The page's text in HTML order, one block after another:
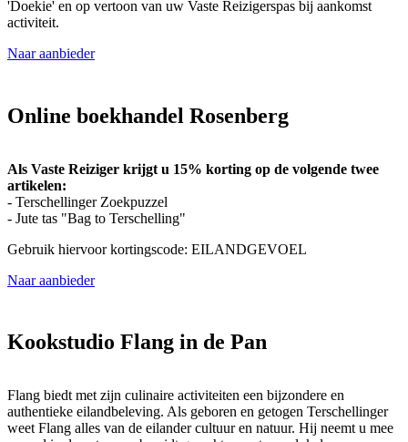
'Doekie' en op vertoon van uw Vaste Reizigerspas bij aankomst
activiteit.
Naar aanbieder
Online boekhandel Rosenberg
Als Vaste Reiziger krijgt u 15% korting op de volgende twee
artikelen:
- Terschellinger Zoekpuzzel
- Jute tas "Bag to Terschelling"
Gebruik hiervoor kortingscode: EILANDGEVOEL
Naar aanbieder
Kookstudio Flang in de Pan
Flang biedt met zijn culinaire activiteiten een bijzondere en
authentieke eilandbeleving. Als geboren en getogen Terschellinger
weet Flang alles van de eilander cultuur en natuur. Hij neemt u mee